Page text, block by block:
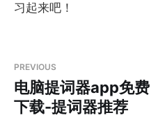
习起来吧！
PREVIOUS
电脑提词器app免费
下载-提词器推荐